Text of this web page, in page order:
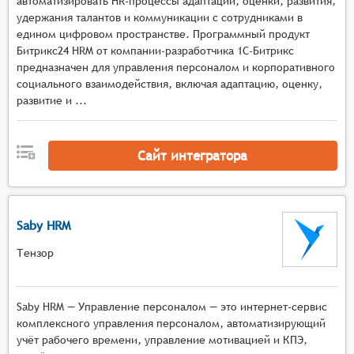
Привлечение и отбор кандидатов: Интеграция с
социальными сетями и профессиональными
платформами для привлечения кандидатов, а
также использование структурированных
интервью и профессиональных тестов для
Вводные программы, менторство и регулярные
обратные связи для быстрой интеграции новых
сотрудников в команду и начала эффективной
Развитие и продвижение сотрудников:
Регулярное проведение тренингов, курсов
повышения квалификации и предоставление
возможностей для перехода на новые позиции
для стимулирования профессионального роста
и удержания талантов.
Управление уходом сотрудника: Организация
удержания талантов и коммуникации с сотрудниками в
едином цифровом пространстве. Программный продукт
Битрикс24 HRM от компании-разработчика 1С-Битрикс
предназначен для управления персоналом и корпоративного
социального взаимодействия, включая адаптацию, оценку,
развитие и ...
Сайт интегратора
Saby HRM
Тензор
Saby HRM — Управление персоналом — это интернет-сервис
комплексного управления персоналом, автоматизирующий
учёт рабочего времени, управление мотивацией и КПЭ,